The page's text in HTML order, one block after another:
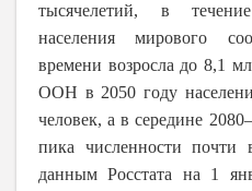
тысячелетий, в
населения мирового
времени возросла до 8,1
ООН в 2050 году
человек, а в середине
пика численности
данным Росстата на 1